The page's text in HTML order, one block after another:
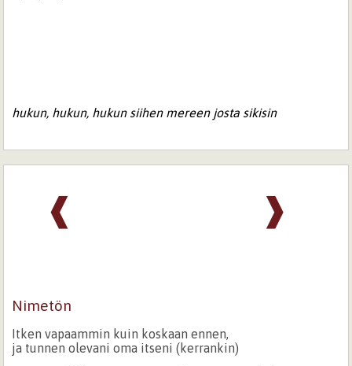
hukun, hukun, hukun siihen mereen josta sikisin
❱
❰
Nimetön
Itken vapaammin kuin koskaan ennen,
ja tunnen olevani oma itseni (kerrankin)